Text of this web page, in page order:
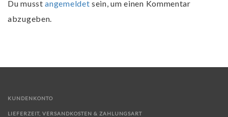
Du musstangemeldet sein, um einen Kommentar
abzugeben.
KUNDENKONTO
LIEFERZEIT, VERSANDKOSTEN & ZAHLUNGSART